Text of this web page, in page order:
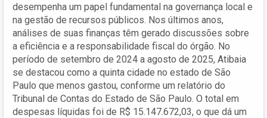
desempenha um papel fundamental na governança local e
na gestão de recursos públicos. Nos últimos anos,
análises de suas finanças têm gerado discussões sobre
a eficiência e a responsabilidade fiscal do órgão. No
período de setembro de 2024 a agosto de 2025, Atibaia
se destacou como a quinta cidade no estado de São
Paulo que menos gastou, conforme um relatório do
Tribunal de Contas do Estado de São Paulo. O total em
despesas líquidas foi de R$ 15.147.672,03, o que dá um